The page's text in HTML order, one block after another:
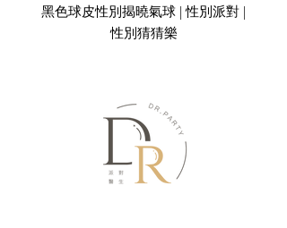
黑色球皮性別揭曉氣球 | 性別派對 |
性別猜猜樂